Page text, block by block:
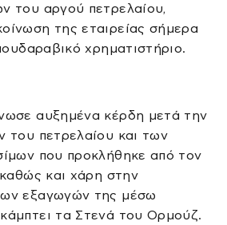
του αργού πετρελαίου,
της εταιρείας σήμερα
χρηματιστήριο.
αυξημένα κέρδη μετά την
του πετρελαίου και των
που προκλήθηκε από τον
και χάρη στην
εξαγωγών της μέσω
τα Στενά του Ορμούζ.